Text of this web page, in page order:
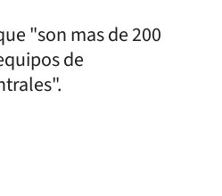
"son mas de 200
de